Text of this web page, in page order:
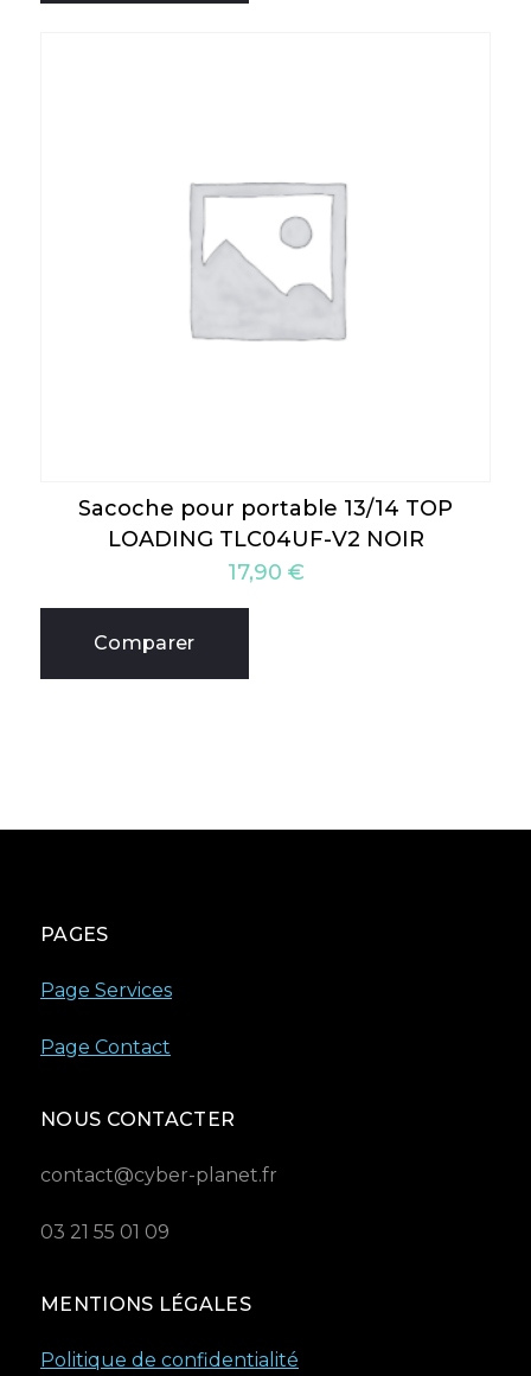
Sacoche pour portable 13/14 TOP
LOADING TLC04UF-V2 NOIR
17,90 €
Comparer
PAGES
Page Services
Page Contact
NOUS CONTACTER
contact@cyber-planet.fr
03 21 55 01 09
MENTIONS LÉGALES
Politique de confidentialité